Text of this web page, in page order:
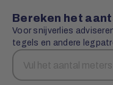
Bereken het
Voor snijverlies
tegels en andere
Aantal
vierkante
Snijverlies